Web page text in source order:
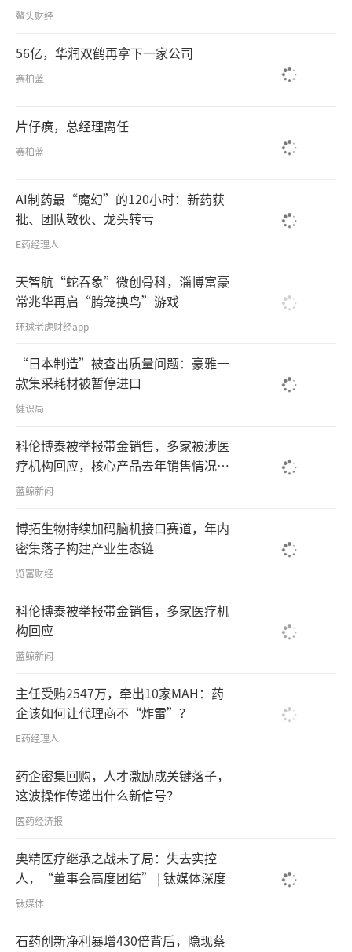
鳌头财经
56亿，华润双鹤再拿下一家公司
赛柏蓝
片仔癀，总经理离任
赛柏蓝
AI制药最“魔幻”的120小时：新药获
批、团队散伙、龙头转亏
E药经理人
天智航“蛇吞象”微创骨科，淄博富豪
常兆华再启“腾笼换鸟”游戏
环球老虎财经app
“日本制造”被查出质量问题：豪雅一
款集采耗材被暂停进口
健识局
科伦博泰被举报带金销售，多家被涉医
疗机构回应，核心产品去年销售情况不
及市场预期
蓝鲸新闻
博拓生物持续加码脑机接口赛道，年内
密集落子构建产业生态链
览富财经
科伦博泰被举报带金销售，多家医疗机
构回应
蓝鲸新闻
主任受贿2547万，牵出10家MAH：药
企该如何让代理商不“炸雷”？
E药经理人
药企密集回购，人才激励成关键落子，
这波操作传递出什么新信号？
医药经济报
奥精医疗继承之战未了局：失去实控
人，“董事会高度团结” | 钛媒体深度
钛媒体
石药创新净利暴增430倍背后，隐现蔡